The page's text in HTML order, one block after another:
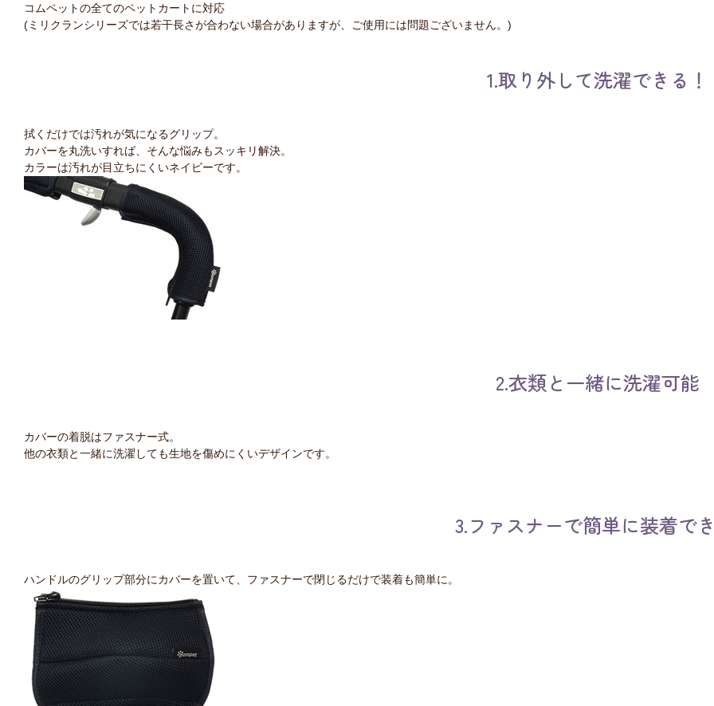
コムペットの全てのペットカートに対応
(ミリクランシリーズでは若干長さが合わない場合がありますが、ご使用には問題ございません。)
1.取り外して洗濯できる！
拭くだけでは汚れが気になるグリップ。
カバーを丸洗いすれば、そんな悩みもスッキリ解決。
カラーは汚れが目立ちにくいネイビーです。
2.衣類と一緒に洗濯可能
カバーの着脱はファスナー式。
他の衣類と一緒に洗濯しても生地を傷めにくいデザインです。
3.ファスナーで簡単に装着で
ハンドルのグリップ部分にカバーを置いて、ファスナーで閉じるだけで装着も簡単に。